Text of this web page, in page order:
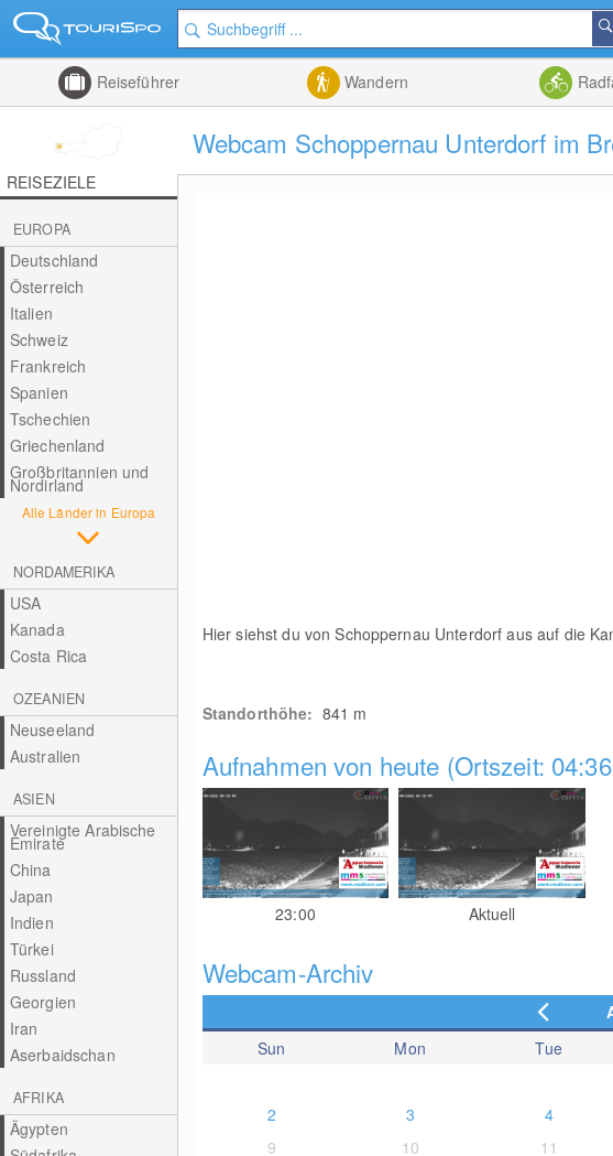
Reiseführer Wandern
Webcam Schoppernau Unterdorf im
REISEZIELE
EUROPA
Deutschland
Österreich
Italien
Schweiz
Frankreich
Spanien
Tschechien
Griechenland
Großbritannien und
Nordirland
Alle Länder in Europa
NORDAMERIKA
USA
Kanada
Costa Rica
OZEANIEN
Neuseeland
Australien
ASIEN
Vereinigte Arabische
Emirate
China
Japan
Indien
Türkei
Russland
Georgien
Iran
Aserbaidschan
AFRIKA
Ägypten
Hier siehst du von Schoppernau Unterdorf aus auf die
Standorthöhe: 841 m
Aufnahmen von heute (Ortszeit:
23:00 Aktuell
Webcam-Archiv
Sun
Mon Tue
2
3 4
9
10 11